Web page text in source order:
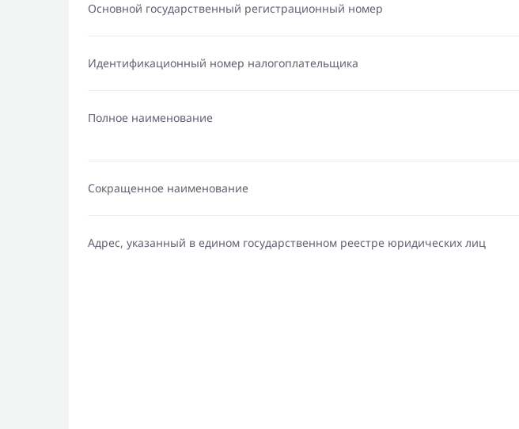
Основной государственный регистрационный номер
Идентификационный номер налогоплательщика
Полное наименование
Сокращенное наименование
Адрес, указанный в едином государственном реестре юридических лиц